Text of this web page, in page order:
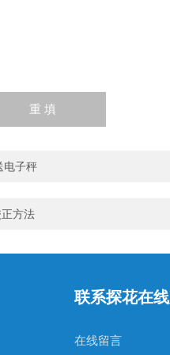
电子秤
方法
联系探花在
在线留言